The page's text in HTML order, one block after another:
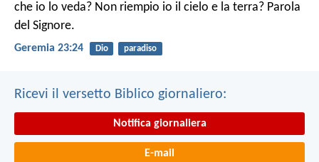
che io lo veda? Non riempio io il cielo e la terra? Parola
del Signore.
Geremia 23:24 Dio paradiso
Ricevi il versetto Biblico giornaliero:
Notifica giornaliera
E-mail